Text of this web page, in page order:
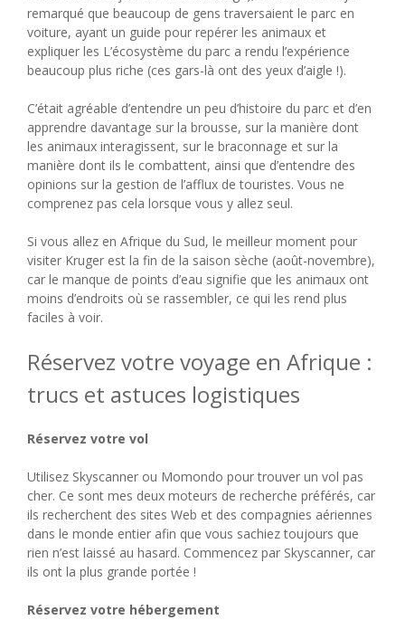
remarqué que beaucoup de gens traversaient le parc en
voiture, ayant un guide pour repérer les animaux et
expliquer les L’écosystème du parc a rendu l’expérience
beaucoup plus riche (ces gars-là ont des yeux d’aigle !).
C’était agréable d’entendre un peu d’histoire du parc et d’en
apprendre davantage sur la brousse, sur la manière dont
les animaux interagissent, sur le braconnage et sur la
manière dont ils le combattent, ainsi que d’entendre des
opinions sur la gestion de l’afflux de touristes. Vous ne
comprenez pas cela lorsque vous y allez seul.
Si vous allez en Afrique du Sud, le meilleur moment pour
visiter Kruger est la fin de la saison sèche (août-novembre),
car le manque de points d’eau signifie que les animaux ont
moins d’endroits où se rassembler, ce qui les rend plus
faciles à voir.
Réservez votre voyage en Afrique :
trucs et astuces logistiques
Réservez votre vol
Utilisez Skyscanner ou Momondo pour trouver un vol pas
cher. Ce sont mes deux moteurs de recherche préférés, car
ils recherchent des sites Web et des compagnies aériennes
dans le monde entier afin que vous sachiez toujours que
rien n’est laissé au hasard. Commencez par Skyscanner, car
ils ont la plus grande portée !
Réservez votre hébergement